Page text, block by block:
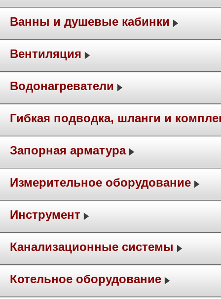
Ванны и душевые кабинки
Вентиляция
Водонагреватели
Гибкая подводка, шланги и
Запорная арматура
Измерительное оборудование
Инструмент
Канализационные системы
Котельное оборудование